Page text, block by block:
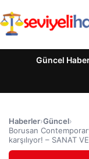
Güncel
Haberler›Güncel›
Borusan
karşılıyor! – SANAT